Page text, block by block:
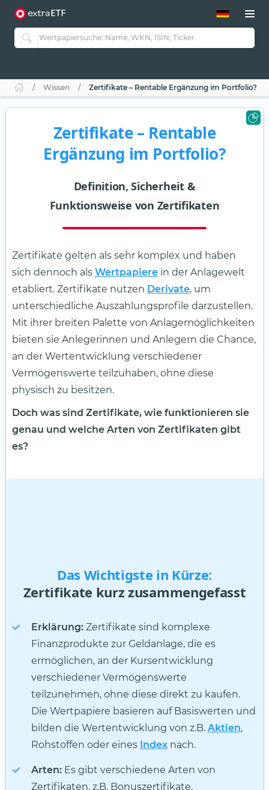
ETF-Guide 2.0
Guide Aktive ETFs
ETF-Sparpläne
Wissen Zertifikate – Rentable Ergänzung im Portfolio?
Zertifikate – Rentable
Ergänzung im Portfolio?
Definition, Sicherheit &
Funktionsweise von Zertifikaten
Zertifikate gelten als sehr komplex und haben
sich dennoch als Wertpapiere in der Anlagewelt
etabliert. Zertifikate nutzen Derivate, um
unterschiedliche Auszahlungsprofile darzustellen.
Mit ihrer breiten Palette von Anlagemöglichkeiten
bieten sie Anlegerinnen und Anlegern die Chance,
an der Wertentwicklung verschiedener
Vermögenswerte teilzuhaben, ohne diese
physisch zu besitzen.
Doch was sind Zertifikate, wie funktionieren sie
genau und welche Arten von Zertifikaten gibt
es?
Das Wichtigste in Kürze:
Zertifikate kurz zusammengefasst
Erklärung: Zertifikate sind komplexe
Finanzprodukte zur Geldanlage, die es
ermöglichen, an der Kursentwicklung
verschiedener Vermögenswerte
teilzunehmen, ohne diese direkt zu kaufen.
Die Wertpapiere basieren auf Basiswerten und
bilden die Wertentwicklung von z.B. Aktien,
Rohstoffen oder eines Index nach.
Arten: Es gibt verschiedene Arten von
Zertifikaten, z.B. Bonuszertifikate,